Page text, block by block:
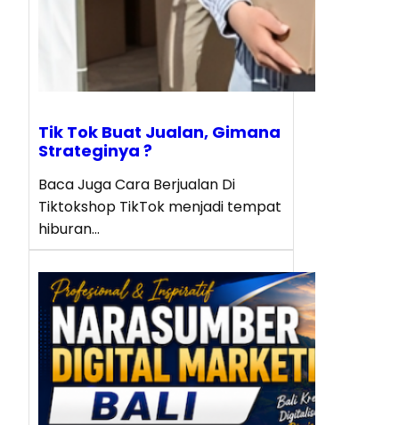
Tik Tok Buat Jualan, Gimana
Strateginya ?
Baca Juga Cara Berjualan Di
Tiktokshop TikTok menjadi tempat
hiburan…